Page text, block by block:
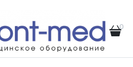
0